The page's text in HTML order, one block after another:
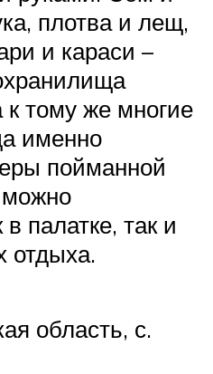
плотва и лещ,
и караси –
к тому же многие
именно
пойманной
палатке, так и
отдыха.
область, с.